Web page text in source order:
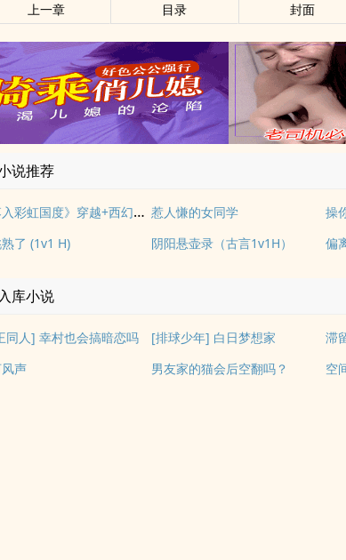
上一章 目录 封面
说推荐
《落入彩虹国度》穿越+西幻+言情 惹人慊的女同学
操
了 (1v1 H)
阴阳悬壶录（古言1v1H） 偏
库小说
同人] 幸村也会搞暗恋吗 [排球少年] 白日梦想家
滞
声
男友家的猫会后空翻吗？ 空